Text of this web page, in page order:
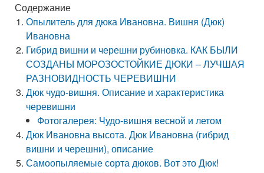
Содержание
Опылитель для дюка Ивановна. Вишня (Дюк)
Ивановна
Гибрид вишни и черешни рубиновка. КАК БЫЛИ
СОЗДАНЫ МОРОЗОСТОЙКИЕ ДЮКИ – ЛУЧШАЯ
РАЗНОВИДНОСТЬ ЧЕРЕВИШНИ
Дюк чудо-вишня. Описание и характеристика
черевишни
Фотогалерея: Чудо-вишня весной и летом
Дюк Ивановна высота. Дюк Ивановна (гибрид
вишни и черешни), описание
Самоопыляемые сорта дюков. Вот это Дюк!